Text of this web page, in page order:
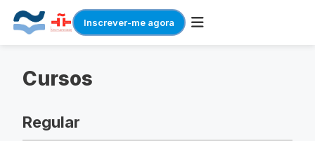
Inscrever-me agora
contentCursos
Regular